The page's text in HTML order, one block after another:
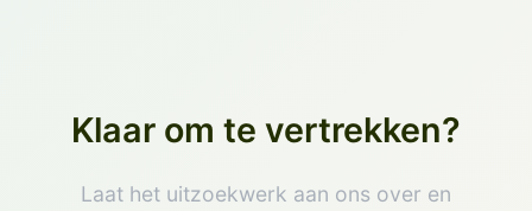
Klaar om te vertrekken?
Laat het uitzoekwerk aan ons over en